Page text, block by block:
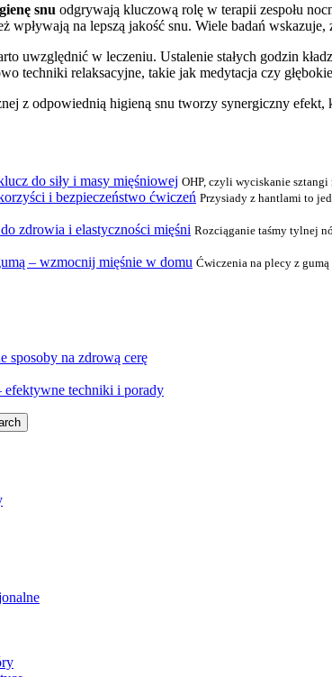
snu odgrywają kluczową rolę w terapii zespołu
wpływają na lepszą jakość snu. Wiele badań
uwzględnić w leczeniu. Ustalenie stałych godzin
techniki relaksacyjne, takie jak medytacja czy
z odpowiednią higieną snu tworzy synergiczny
do siły i masy mięśniowej OHP, czyli wyciskanie sztangi
i bezpieczeństwo ćwiczeń Przysiady z hantlami to
zdrowia i elastyczności mięśni Rozciąganie taśmy tylnej
– wzmocnij mięśnie w domu Ćwiczenia na plecy z
sposoby na zdrową cerę
efektywne techniki i porady